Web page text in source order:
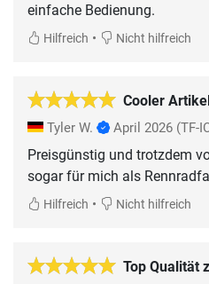
einfache Bedienung.
Hilfreich • Nicht hilfreich
Cooler
Tyler W. April 2026 (TF-
Preisgünstig und trotzdem
sogar für mich als
Hilfreich • Nicht hilfreich
Top Qualität